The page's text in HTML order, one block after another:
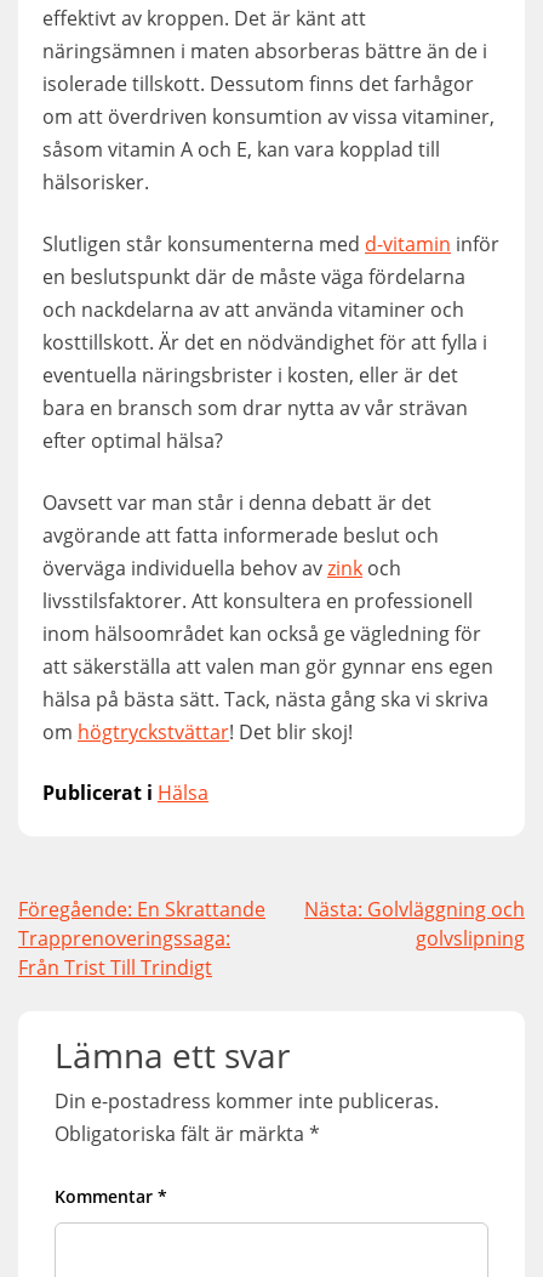
effektivt av kroppen. Det är känt att
näringsämnen i maten absorberas bättre än de i
isolerade tillskott. Dessutom finns det farhågor
om att överdriven konsumtion av vissa vitaminer,
såsom vitamin A och E, kan vara kopplad till
hälsorisker.
Slutligen står konsumenterna med d-vitamin inför
en beslutspunkt där de måste väga fördelarna
och nackdelarna av att använda vitaminer och
kosttillskott. Är det en nödvändighet för att fylla i
eventuella näringsbrister i kosten, eller är det
bara en bransch som drar nytta av vår strävan
efter optimal hälsa?
Oavsett var man står i denna debatt är det
avgörande att fatta informerade beslut och
överväga individuella behov avzink och
livsstilsfaktorer. Att konsultera en professionell
inom hälsoområdet kan också ge vägledning för
att säkerställa att valen man gör gynnar ens egen
hälsa på bästa sätt. Tack, nästa gång ska vi skriva
om högtryckstvättar! Det blir skoj!
Publicerat i Hälsa
Inläggsnavigering
Föregående: En Skrattande
Trapprenoveringssaga:
Från Trist Till Trindigt
Nästa: Golvläggning och
golvslipning
Lämna ett svar
Din e-postadress kommer inte publiceras.
Obligatoriska fält är märkta *
Kommentar *